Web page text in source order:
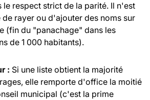
le respect strict de la parité. Il n'est
rayer ou d'ajouter des noms sur
(fin du "panachage" dans les
de 1 000 habitants).
: Si une liste obtient la majorité
elle remporte d'office la moitié
municipal (c'est la prime